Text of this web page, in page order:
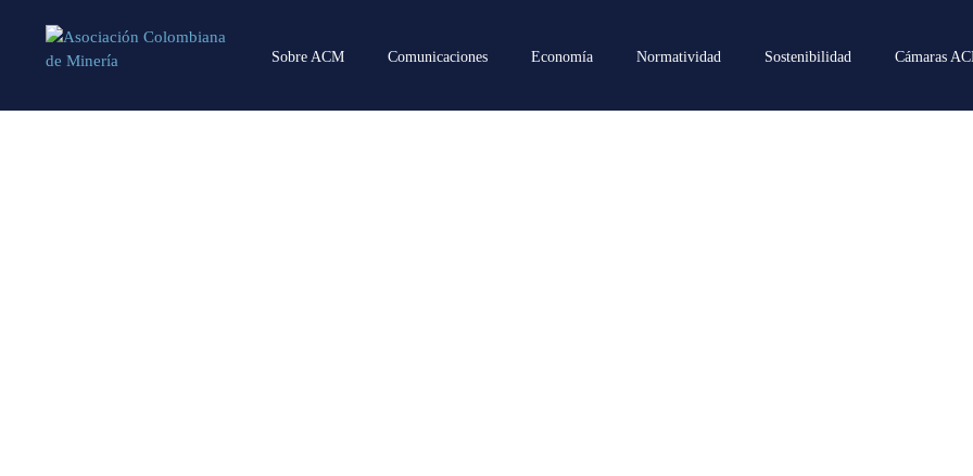
Sobre ACM Comunicaciones Economía Normatividad Sostenibilidad Cámaras